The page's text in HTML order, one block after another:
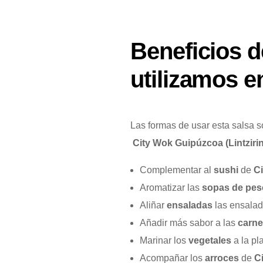
Beneficios
utilizamos
Las formas de usar esta salsa
City Wok Guipúzcoa
Complementar al sushi de
Aromatizar las sopas de
Aliñar ensaladas las
Añadir más sabor a las
Marinar los vegetales a la
Acompañar los arroces de